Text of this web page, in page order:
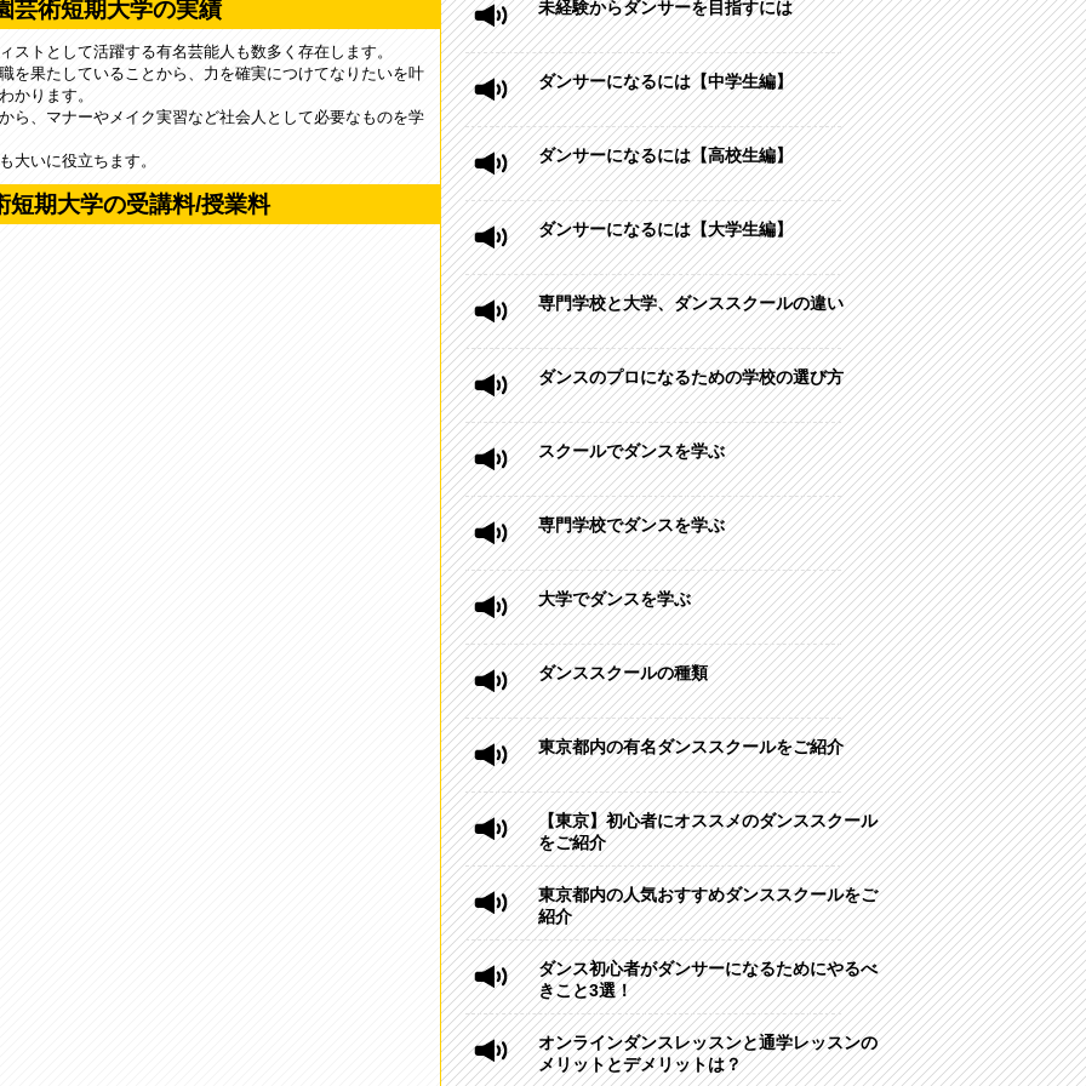
芸術短期大学の実績
ストとして活躍する有名芸能人も数多く存在します。
を果たしていることから、力を確実につけてなりたいを叶
かります。
ら、マナーやメイク実習など社会人として必要なものを学
大いに役立ちます。
短期大学の受講料/授業料
未経験からダンサーを目指すには
ダンサーになるには【中学生編】
ダンサーになるには【高校生編】
ダンサーになるには【大学生編】
専門学校と大学、ダンススクールの違い
ダンスのプロになるための学校の選び方
スクールでダンスを学ぶ
専門学校でダンスを学ぶ
大学でダンスを学ぶ
ダンススクールの種類
東京都内の有名ダンススクールをご紹介
【東京】初心者にオススメのダンススクール
をご紹介
東京都内の人気おすすめダンススクールをご
紹介
ダンス初心者がダンサーになるためにやるべ
きこと3選！
オンラインダンスレッスンと通学レッスンの
メリットとデメリットは？